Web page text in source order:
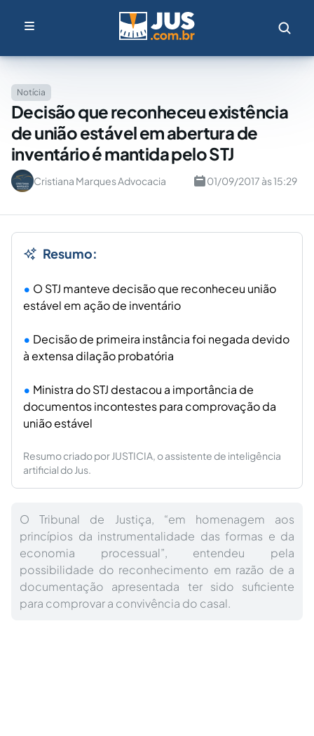
Notícia
Decisão que reconheceu existência
de união estável em abertura de
inventário é mantida pelo STJ
Cristiana Marques Advocacia 01/09/2017 às 15:29
Resumo:
O STJ manteve decisão que reconheceu união
estável em ação de inventário
Decisão de primeira instância foi negada devido
à extensa dilação probatória
Ministra do STJ destacou a importância de
documentos incontestes para comprovação da
união estável
Resumo criado por JUSTICIA, o assistente de inteligência
artificial do Jus.
O Tribunal de Justiça, “em homenagem aos
princípios da instrumentalidade das formas e da
economia processual”, entendeu pela
possibilidade do reconhecimento em razão de a
documentação apresentada ter sido suficiente
para comprovar a convivência do casal.